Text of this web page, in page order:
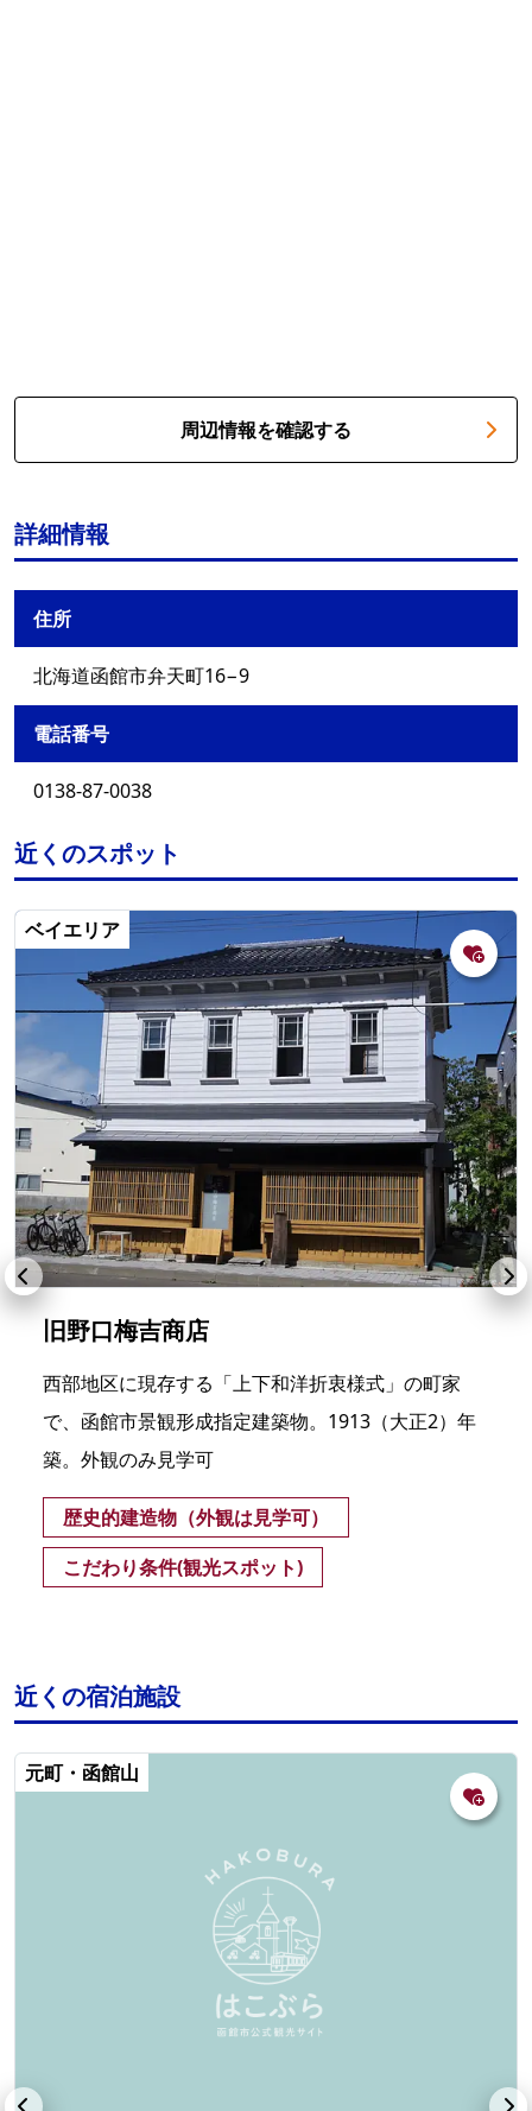
周辺情報を確認する
詳細情報
住所
北海道函館市弁天町16−9
電話番号
0138-87-0038
近くのスポット
ベイエリア
旧野口梅吉商店
西部地区に現存する「上下和洋折衷様式」の町家
で、函館市景観形成指定建築物。1913（大正2）年
築。外観のみ見学可
歴史的建造物（外観は見学可）
こだわり条件(観光スポット)
近くの宿泊施設
元町・函館山